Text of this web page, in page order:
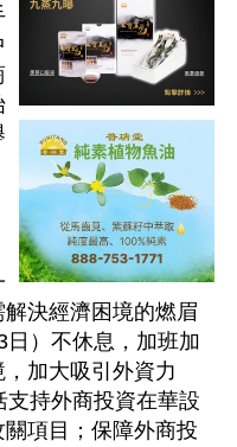
決經濟困境的燃眉
）不休息，加班加
加大吸引外資力
支持外商投資在華設
項目；保障外商投